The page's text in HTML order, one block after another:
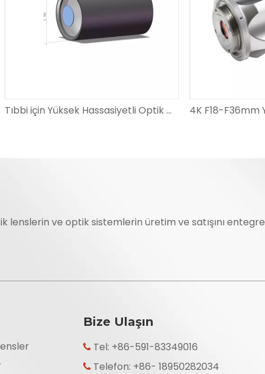
Tıbbi için Yüksek Hassasiyetli Optik Cam 1/9 İnç Serisi OV9734 Endoskop Lensleri
lenslerin ve optik sistemlerin üretim ve satışını entegre
Bize Ulaşın
 Tel: +86-591-83349016
 Telefon: +86- 18950282034